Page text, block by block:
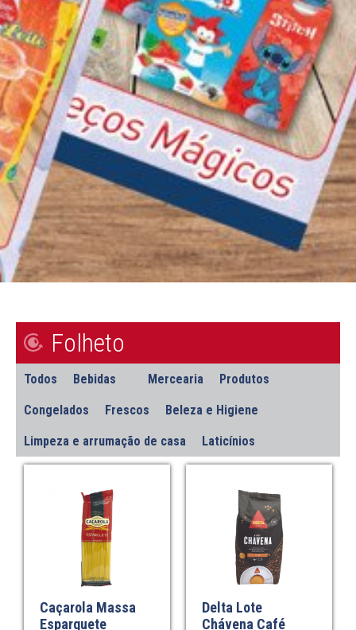
Folheto
Todos Bebidas Mercearia Produtos
Congelados Frescos Beleza e Higiene
Limpeza e arrumação de casa Laticínios
Caçarola Massa
Esparguete
Delta Lote
Chávena Café